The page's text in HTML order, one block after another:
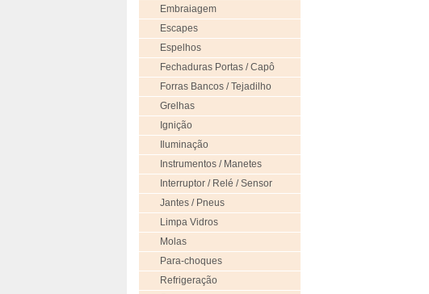
Embraiagem
Escapes
Espelhos
Fechaduras Portas / Capô
Forras Bancos / Tejadilho
Grelhas
Ignição
Iluminação
Instrumentos / Manetes
Interruptor / Relé / Sensor
Jantes / Pneus
Limpa Vidros
Molas
Para-choques
Refrigeração